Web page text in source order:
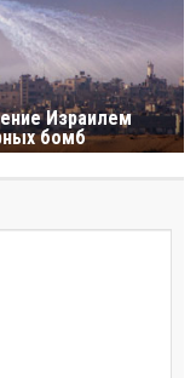
Израилем
бомб